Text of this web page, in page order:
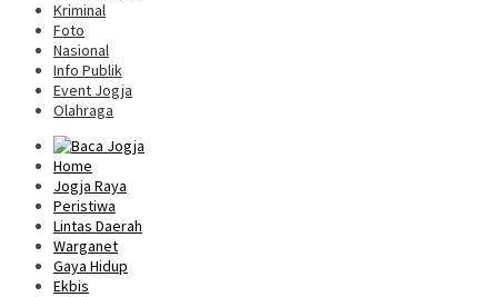
Kriminal
Foto
Nasional
Info Publik
Event Jogja
Olahraga
Home
Jogja Raya
Peristiwa
Lintas Daerah
Warganet
Gaya Hidup
Ekbis